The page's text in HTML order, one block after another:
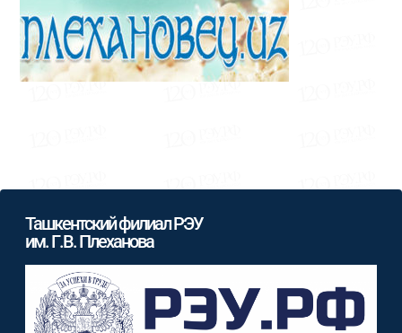
Ташкентский филиал РЭУ
им. Г.В. Плеханова